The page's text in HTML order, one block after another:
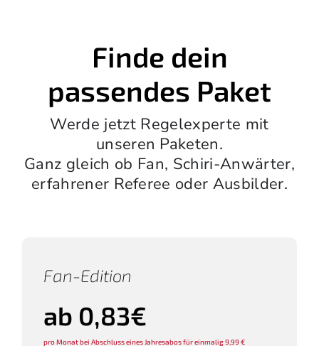
Finde dein
passendes Paket
Werde jetzt Regelexperte mit
unseren Paketen.
Ganz gleich ob Fan, Schiri-Anwärter,
erfahrener Referee oder Ausbilder.
Fan-Edition
ab 0,83€
pro Monat bei Abschluss eines Jahresabos für einmalig 9,99 €